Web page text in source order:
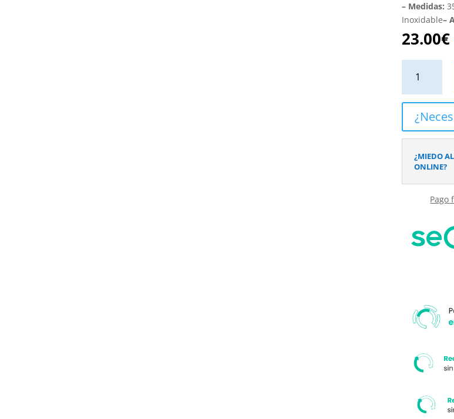
– Medidas:
Inoxidable–
23.00€
Ducha
cantidad
¿MIEDO
ONLINE?
Pago